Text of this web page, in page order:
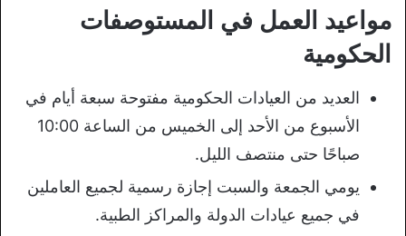
مواعيد العمل في المستوصفات
الحكومية
العديد من العيادات الحكومية مفتوحة سبعة أيام في
الأسبوع من الأحد إلى الخميس من الساعة 10:00
صباحًا حتى منتصف الليل.
يومي الجمعة والسبت إجازة رسمية لجميع العاملين
في جميع عيادات الدولة والمراكز الطبية.